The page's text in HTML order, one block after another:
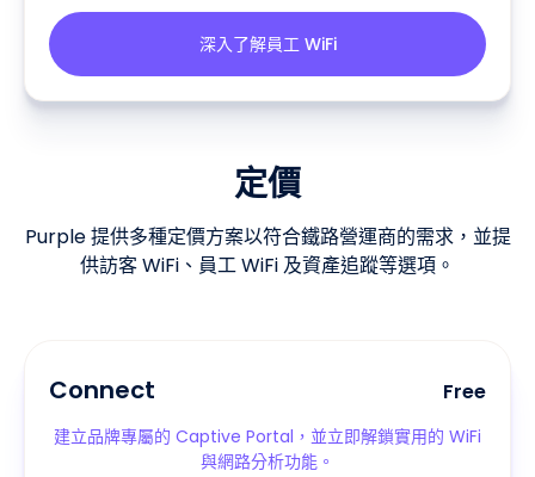
深入了解員工 WiFi
定價
Purple 提供多種定價方案以符合鐵路營運商的需求，並提
供訪客 WiFi、員工 WiFi 及資產追蹤等選項。
Connect Free
建立品牌專屬的 Captive Portal，並立即解鎖實用的 WiFi
與網路分析功能。